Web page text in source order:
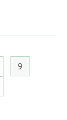
9
à la page suivante